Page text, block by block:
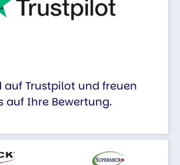
auf Trustpilot und freuen
auf Ihre Bewertung.